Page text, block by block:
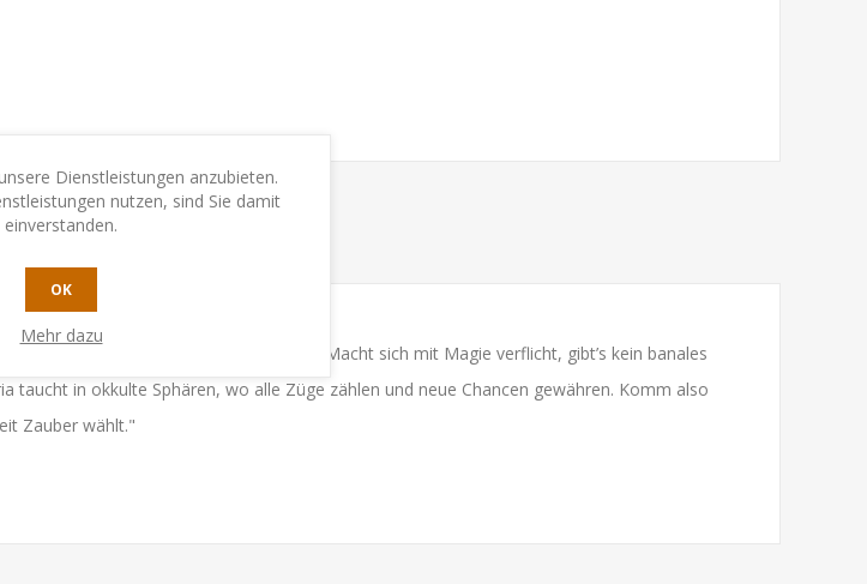
ein Spiel, das Scharfsinn preist. Wo Macht sich mit Magie verflicht, gibt’s kein banales
taucht in okkulte Sphären, wo alle Züge zählen und neue Chancen gewähren. Komm also
Zauber wählt."
Dienstleistungen anzubieten.
nutzen, sind Sie damit
einverstanden.
OK
Mehr dazu